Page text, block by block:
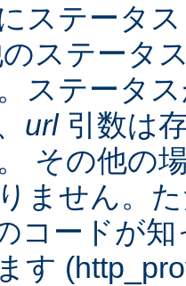
ステータ
ステータ
ステータ
url引数は
その他の
ません。
コードが
す